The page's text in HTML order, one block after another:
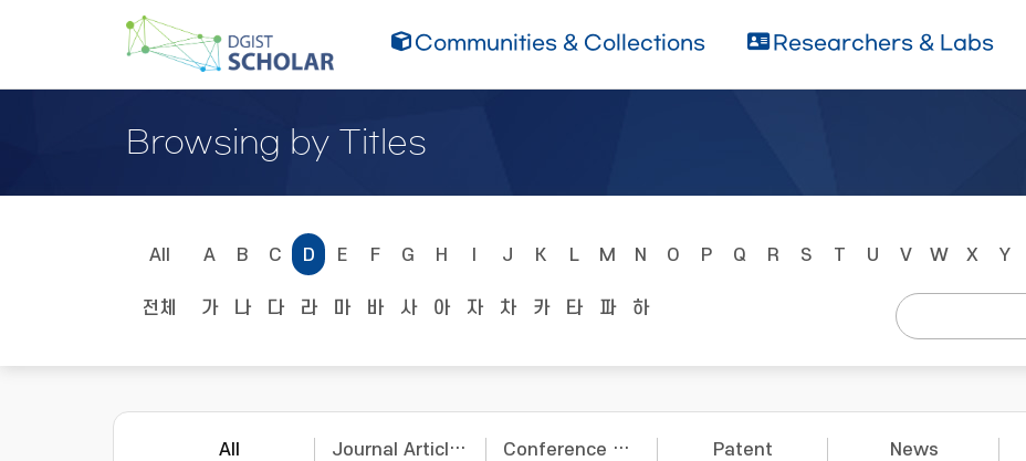
Communities & Collections Researchers & Labs
Browsing by Titles
All A B C D E F G H J K L M N O P Q R S T U V W X Y
전체 가 나 다 라 마 바 사 아 자 차 카 타 파 하
All Journal Articles Conference Papers Patent News